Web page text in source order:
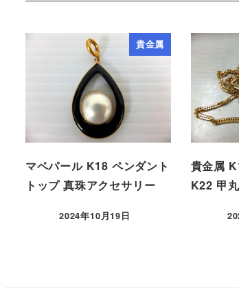
貴金属
マベパール K18 ペンダント
トップ 真珠アクセサリー
2024年10月19日
貴金属
K22 甲